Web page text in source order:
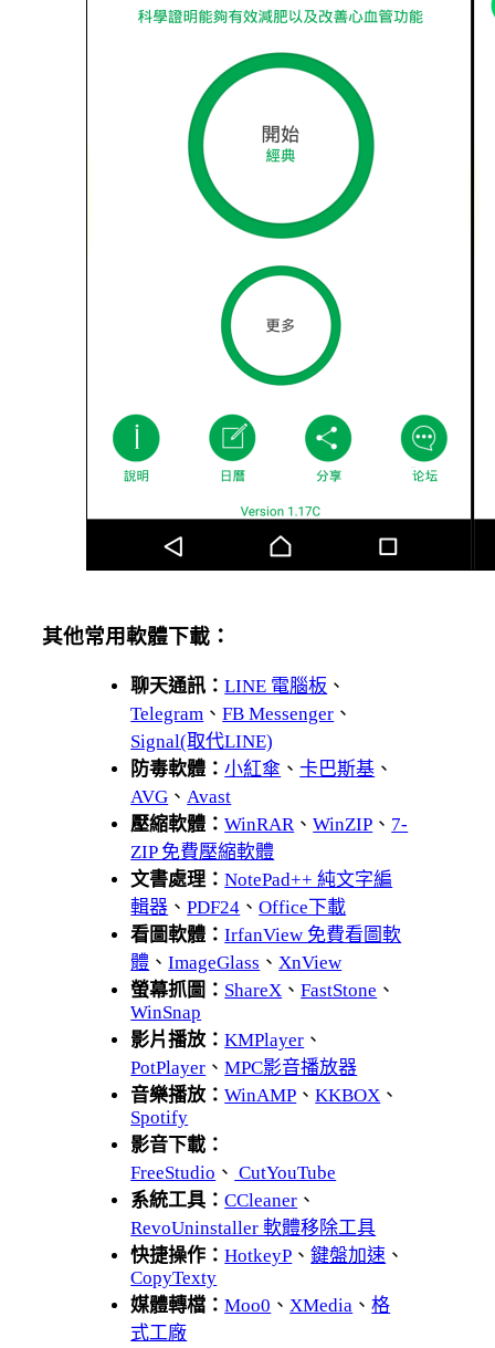
其他常用軟體下載：
聊天通訊：LINE 電腦板 、
Telegram 、FB Messenger 、
Signal(取代LINE)
防毒軟體：小紅傘 、卡巴斯基 、
AVG 、 Avast
壓縮軟體：WinRAR 、WinZIP 、 7-
ZIP 免費壓縮軟體
文書處理：NotePad++ 純文字編
輯器 、PDF24 、Office下載
看圖軟體：IrfanView 免費看圖軟
體 、ImageGlass 、 XnView
螢幕抓圖： ShareX 、FastStone 、
WinSnap
影片播放：KMPlayer 、
PotPlayer 、MPC影音播放器
音樂播放：WinAMP 、KKBOX 、
Spotify
影音下載：
FreeStudio 、 CutYouTube
系統工具：CCleaner 、
RevoUninstaller 軟體移除工具
快捷操作：HotkeyP 、鍵盤加速 、
CopyTexty
媒體轉檔：Moo0 、 XMedia 、格
式工廠